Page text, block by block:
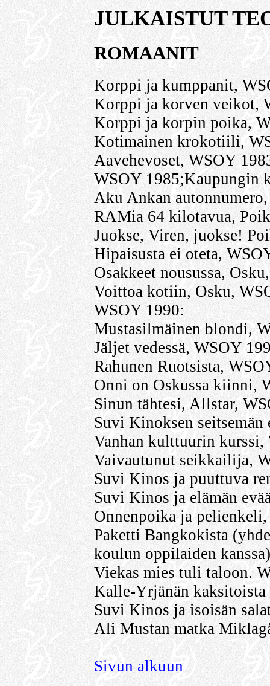
JULKAISTUT
ROMAANIT
Korppi ja kumppanit,
Korppi ja korven veikot,
Korppi ja korpin poika,
Kotimainen krokotiili,
Aavehevoset, WSOY
WSOY 1985;Kaupungin
Aku Ankan
RAMia 64 kilotavua,
Juokse, Viren, juokse!
Hipaisusta ei oteta,
Osakkeet nousussa,
Voittoa kotiin, Osku,
WSOY 1990:
Mustasilmäinen blondi,
Jäljet vedessä, WSOY
Rahunen Ruotsista,
Onni on Oskussa kiinni,
Sinun tähtesi, Allstar,
Suvi Kinoksen seitsemän
Vanhan kulttuurin kurssi,
Vaivautunut seikkailija,
Suvi Kinos ja puuttuva
Suvi Kinos ja elämän
Onnenpoika ja
Paketti Bangkokista
koulun oppilaiden
Viekas mies tuli taloon.
Kalle-Yrjänän
Suvi Kinos ja isoisän
Ali Mustan matka
Sivun alkuun